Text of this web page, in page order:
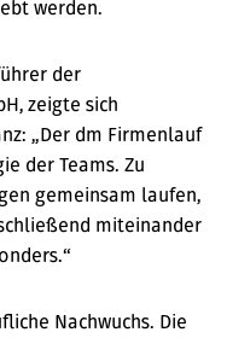
werden.
der
zeigte sich
„Der dm Firmenlauf
der Teams. Zu
gemeinsam laufen,
miteinander
Nachwuchs. Die